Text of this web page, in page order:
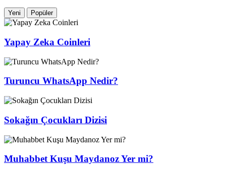
Yeni Popüler
Yapay Zeka Coinleri
Turuncu WhatsApp Nedir?
Sokağın Çocukları Dizisi
Muhabbet Kuşu Maydanoz Yer mi?